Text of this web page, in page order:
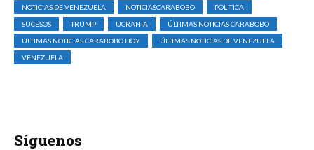
NOTICIAS DE VENEZUELA
NOTICIASCARABOBO
POLITICA
SUCESOS
TRUMP UCRANIA
ÚLTIMAS NOTICIAS CARABOBO
ULTIMAS NOTICIAS CARABOBO HOY
ÚLTIMAS NOTICIAS DE VENEZUELA
VENEZUELA
Síguenos